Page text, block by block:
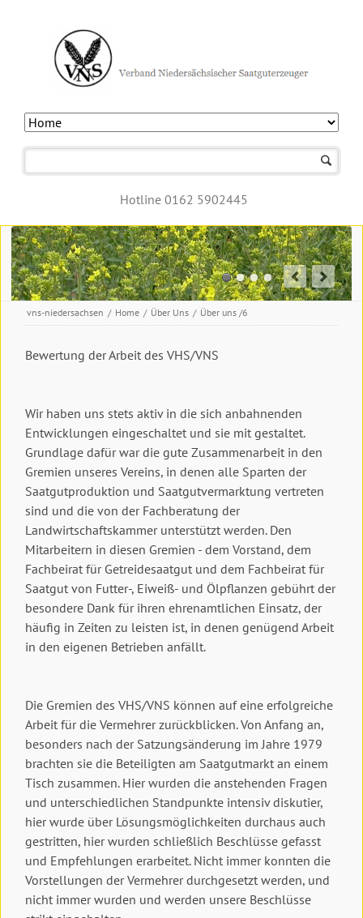
Hotline 0162 5902445
vns-niedersachsen / Home / Über Uns / Über uns /6
Bewertung der Arbeit des VHS/VNS
Wir haben uns stets aktiv in die sich anbahnenden
Entwicklungen eingeschaltet und sie mit gestaltet.
Grundlage dafür war die gute Zusammenarbeit in den
Gremien unseres Vereins, in denen alle Sparten der
Saatgutproduktion und Saatgutvermarktung vertreten
sind und die von der Fachberatung der
Landwirtschaftskammer unterstützt werden. Den
Mitarbeitern in diesen Gremien - dem Vorstand, dem
Fachbeirat für Getreidesaatgut und dem Fachbeirat für
Saatgut von Futter-, Eiweiß- und Ölpflanzen gebührt der
besondere Dank für ihren ehrenamtlichen Einsatz, der
häufig in Zeiten zu leisten ist, in denen genügend Arbeit
in den eigenen Betrieben anfällt.
Die Gremien des VHS/VNS können auf eine erfolgreiche
Arbeit für die Vermehrer zurückblicken. Von Anfang an,
besonders nach der Satzungsänderung im Jahre 1979
brachten sie die Beteiligten am Saatgutmarkt an einem
Tisch zusammen. Hier wurden die anstehenden Fragen
und unterschiedlichen Standpunkte intensiv diskutier,
hier wurde über Lösungsmöglichkeiten durchaus auch
gestritten, hier wurden schließlich Beschlüsse gefasst
und Empfehlungen erarbeitet. Nicht immer konnten die
Vorstellungen der Vermehrer durchgesetzt werden, und
nicht immer wurden und werden unsere Beschlüsse